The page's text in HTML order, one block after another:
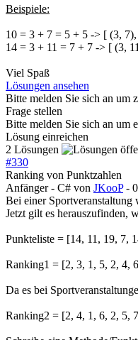
Beispiele:
10 = 3 + 7 = 5 + 5 -> [ (3,
14 = 3 + 11 = 7 + 7 -> [ (3,
Viel Spaß
Lösungen ansehen
Bitte melden Sie sich an um
Frage stellen
Bitte melden Sie sich an um
Lösung einreichen
2 Lösungen
#330
Ranking von Punktzahlen
Anfänger - C# von JKooP -
Bei einer Sportveranstaltung
Jetzt gilt es herauszufinden,
Punkteliste = [14, 11, 19, 7,
Ranking1 = [2, 3, 1, 5, 2, 4,
Da es bei
Ranking2 = [2, 4, 1, 6, 2, 5,